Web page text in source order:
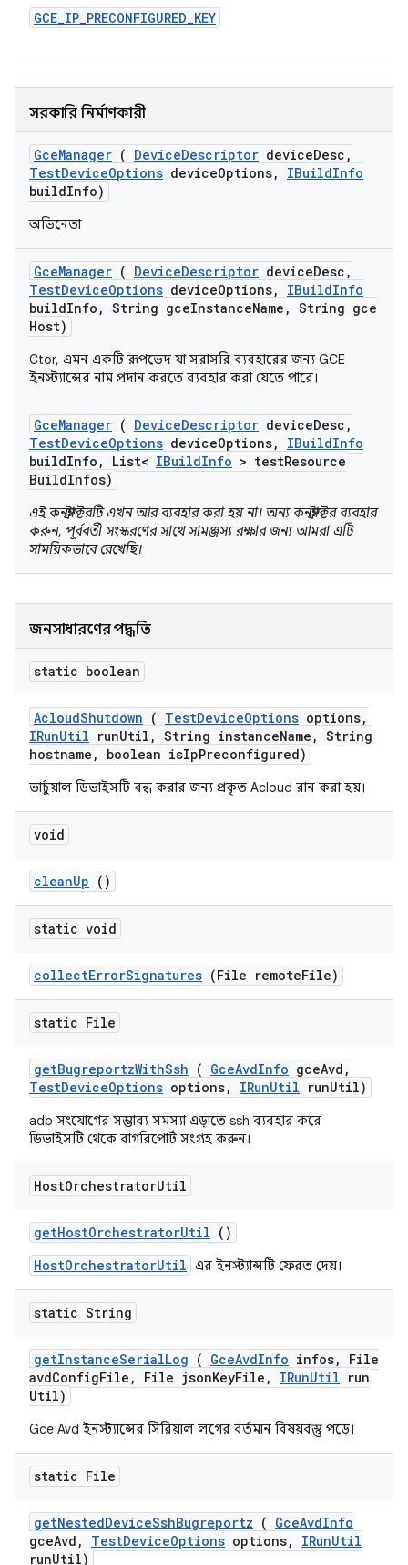
GCE_IP_PRECONFIGURED_KEY
সরকারি নির্মাণকারী
GceManager ( DeviceDescriptor deviceDesc ,
TestDeviceOptions deviceOptions, IBuildInfo
buildInfo)
অভিনেতা
GceManager ( DeviceDescriptor deviceDesc ,
TestDeviceOptions deviceOptions, IBuildInfo
buildInfo , String gceInstanceName , String gce
Host)
Ctor, এমন একটি রূপভেদ যা সরাসরি ব্যবহারের জন্য GCE
ইনস্ট্যান্সের নাম প্রদান করতে ব্যবহার করা যেতে পারে।
GceManager ( DeviceDescriptor deviceDesc ,
TestDeviceOptions deviceOptions, IBuildInfo
buildInfo , List< IBuildInfo > testResource
BuildInfos)
এই কনস্ট্রাক্টরটি এখন আর ব্যবহার করা হয় না। অন্য কনস্ট্রাক্টর ব্যবহার
করুন, পূর্ববর্তী সংস্করণের সাথে সামঞ্জস্য রক্ষার জন্য আমরা এটি
সাময়িকভাবে রেখেছি।
জনসাধারণের পদ্ধতি
static boolean
AcloudShutdown ( TestDeviceOptions options,
IRunUtil runUtil , String instanceName , String
hostname , boolean isIpPreconfigured)
ভার্চুয়াল ডিভাইসটি বন্ধ করার জন্য প্রকৃত Acloud রান করা হয়।
void
cleanUp ()
static void
collectErrorSignatures (File remoteFile)
static File
getBugreportzWithSsh ( GceAvdInfo gceAvd ,
TestDeviceOptions options, IRunUtil runUtil)
adb সংযোগের সম্ভাব্য সমস্যা এড়াতে ssh ব্যবহার করে
ডিভাইসটি থেকে বাগরিপোর্ট সংগ্রহ করুন।
HostOrchestratorUtil
getHostOrchestratorUtil ()
HostOrchestratorUtil এর ইনস্ট্যান্সটি ফেরত দেয়।
static String
getInstanceSerialLog ( GceAvdInfo infos,
File
avdConfigFile , File jsonKeyFile , IRunUtil run
Util)
Gce Avd ইনস্ট্যান্সের সিরিয়াল লগের বর্তমান বিষয়বস্তু পড়ে।
static File
getNestedDeviceSshBugreportz ( GceAvdInfo
gceAvd , TestDeviceOptions options, IRunUtil
runUtil)